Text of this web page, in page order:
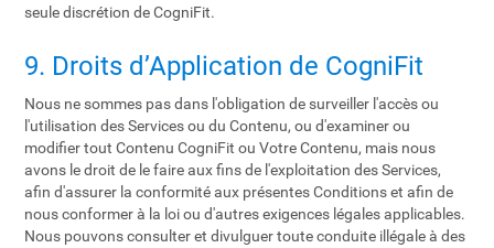
seule discrétion de CogniFit.
9. Droits d’Application de CogniFit
Nous ne sommes pas dans l'obligation de surveiller l'accès ou
l'utilisation des Services ou du Contenu, ou d'examiner ou
modifier tout Contenu CogniFit ou Votre Contenu, mais nous
avons le droit de le faire aux fins de l'exploitation des Services,
afin d'assurer la conformité aux présentes Conditions et afin de
nous conformer à la loi ou d'autres exigences légales applicables.
Nous pouvons consulter et divulguer toute conduite illégale à des